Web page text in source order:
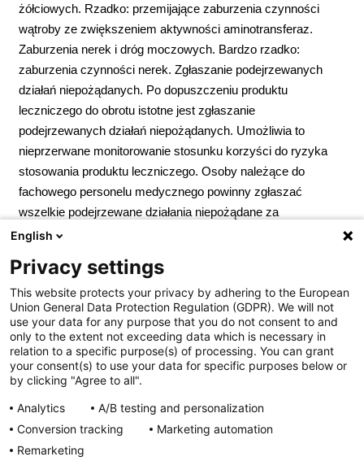
żółciowych. Rzadko: przemijające zaburzenia czynności
wątroby ze zwiększeniem aktywności aminotransferaz.
Zaburzenia nerek i dróg moczowych. Bardzo rzadko:
zaburzenia czynności nerek. Zgłaszanie podejrzewanych
działań niepożądanych. Po dopuszczeniu produktu
leczniczego do obrotu istotne jest zgłaszanie
podejrzewanych działań niepożądanych. Umożliwia to
nieprzerwane monitorowanie stosunku korzyści do ryzyka
stosowania produktu leczniczego. Osoby należące do
fachowego personelu medycznego powinny zgłaszać
wszelkie podejrzewane działania niepożądane za
pośrednictwem Departamentu Monitorowania
Rejestracji Produktów Leczniczych, Wyrobów Medycznych
i Produktów Biobójczych; Al. Jerozolimskie 181C; 02-222
Warszawa; Tel.:+ 48 22 49 21 301; Faks:+ 48 22 49 21 309
Strona internetowa: https://smz.ezdrowie.gov.pl. Działania
niepożądane można zgłaszać również podmiotowi
odpowiedzialnemu.Podmiot odpowiedzialny:Zakłady
dopuszczenie do obrotu nr R/6725 wydane przez MZ. Lek
wydawany bez recepty. ChPL: 2025.02.05
English
Privacy settings
This website protects your privacy by adhering to the European
Union General Data Protection Regulation (GDPR). We will not
use your data for any purpose that you do not consent to and
only to the extent not exceeding data which is necessary in
relation to a specific purpose(s) of processing. You can grant
your consent(s) to use your data for specific purposes below or
by clicking "Agree to all".
Analytics
A/B testing and personalization
Conversion tracking
Marketing automation
Remarketing